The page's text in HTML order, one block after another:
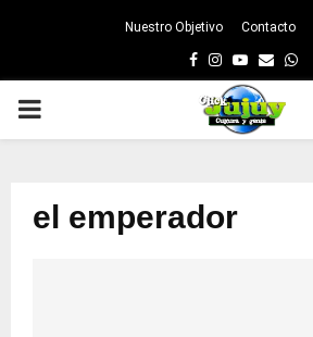
Nuestro Objetivo Contacto
Facebook
Instagram
Youtube
Email
PRIMARY
el emperador